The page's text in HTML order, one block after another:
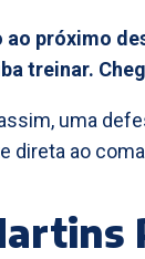
próximo
treinar.
uma
direta ao